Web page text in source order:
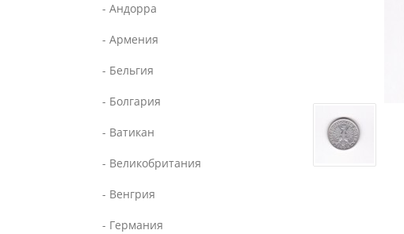
- Андорра
- Армения
- Бельгия
- Болгария
- Ватикан
- Великобритания
- Венгрия
- Германия